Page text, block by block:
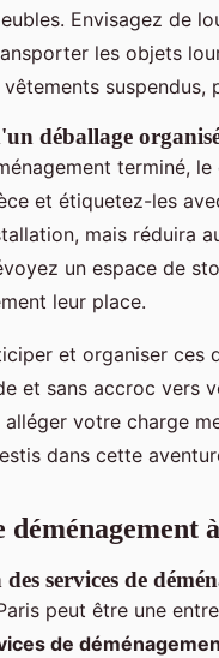
Envisagez de
les objets
déballage
terminé,
et étiquetez-les
mais réduira
un espace de
leur place.
et organiser ces
et sans accroc vers
alléger votre charge
dans cette
déménagement
services de
peut être une
de